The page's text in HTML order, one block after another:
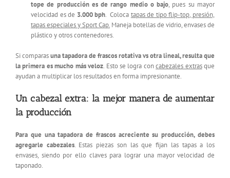
tope de producción es de rango medio o bajo, pues su mayor
velocidad es de 3.000 bph. Coloca tapas de tipo flip-top, presión,
tapas especiales y Sport Cap. Maneja botellas de vidrio, envases de
plástico y otros contenedores.
Si comparasuna tapadora de frascos rotativa vs otra lineal, resulta que
la primera es mucho más veloz. Esto se logra concabezales extrasque
ayudan a multiplicar los resultados en forma impresionante.
Un cabezal extra: la mejor manera de aumentar
la producción
Para que una tapadora de frascos acreciente su producción, debes
agregarle cabezales. Estas piezas son las que fijan las tapas a los
envases, siendo por ello claves para lograr una mayor velocidad de
taponado.